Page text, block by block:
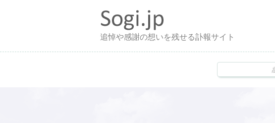
追悼や感謝の想いを残せる訃報サイト